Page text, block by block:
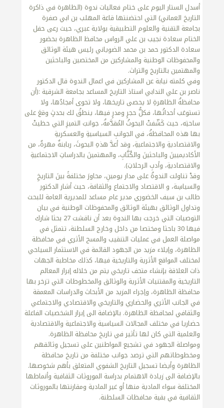
أسدل الستار اليوم على ختام فعاليات ندوة (الظاهرة في ذاكرة
التاريخ العماني) التي احتضنتها قاعة المهلب بن ابي صفرة
بجامعة التقنية والعلوم التطبيقية بولاية عبري، حيث رعى حفل
الختام سعادة نجيب بن علي الرواس محافظ الظاهرة بحضور
سعادة الدكتور حمد بن محمد الضوياني رئيس هيئة الوثائق
والمحفوظات الوطنية والمشاركين من المختصين والباحثين
والمهتمين بالتاريخ والتراث.
وفي كلمته نيابة عن المشاركين في اعمال الندوة قال الدكتور
ناصر بن علي الندابي استاذ التاريخ المساعد بجامعة الشرقية :(أن
محافظةُ الظاهرةِ لا يحصى تاريخها، ولا تحوى أمجادُها، ولا
تستوعَب أحداثُها، فكلُّ حجرٍ ومدرٍ فيها، ينطقُ لك بحدثٍ وقعَ على
ساحتِه، حيث كَشّفتْ البحوثُ المُقدَّمةُ، جوانبَ التميزِ التي حظيتْ
بها هذه المحافظةُ، في الجوانبِ السياسيةِ والعسكريةِ
والاقتصاديةِ والاجتماعيةِ، وقد أعدَّ هذهِ البحوثَ، ربابنةٌ مهرةٌ، من
الأكاديميينَ والباحثينَ والكُتَّابِ، والمهتمينَ بالدراساتِ الاجتماعيةِ
والاقتصاديةِ، وأدبِ الرحلاتِ).
وقدْ تناولت الندوةُ على مدار يومينِ، محاورَ مختلفةً بينَ التاريخِ
والسياسِة، و الاقتصاد والاجتماع والثقافة، حيث أشار الدكتور
طالب بن سيف الخضوري مدير عام مساعد للمديرية العامة للبحث
وتداول الوثائق بهيئة الوثائق والمحفوظات الوطنية في بيان
التوصيات التي خرجت بها الندوة بعد أن ناقشت 27 بحثا شارك
فيها 30 باحثا ومختصا من داخل وخارج السلطنة، تتمثل في
مواصلة العمل في عمليات التنقيب والمسح الأثري في محافظة
الظاهرة، وإيلاء مزيد من الجهود القائمة في الاستثمار السياحي
لمختلف المواقع الأثرية والتاريخية فيها، كذلك مخاطبة الجهات
ذات العلاقة بإنشاء متحف تاريخي يتم من خلاله إبراز المعالم
التاريخية والمقتنيات الأثرية والوثائق والمخطوطات التي تزخر بها
محافظة الظاهرة، وإجراء المزيد من الأبحاث والدراسات المعمقة
في الجانب الأثري والحضاري والتاريخي والاقتصادي والاجتماعي
والثقافي لمحافظة الظاهرة. بالإضافة الى إبراز الشخصيات الفاعلة
حضاريا في مختلف المجالات السياسية والاجتماعية والاقتصادية
والعلمية التي كان لها تأثير في تاريخ محافظة الظاهرة.
ومواصلة الجهود في تشجيع المواطنين على تسجيل وثائقهم
ومخطوطاتهم التي ترصد جوانب مختلفة من تاريخ محافظة
الظاهرة وأيضا تسجيل التاريخ الشفوي المتعلق بأهم شخوصها.
بالإضافة الى زيادة الاهتمام بدراسة الموروثات الثقافية وأنماطها
المختلفة سواء المادية منها أو غير المادية ومقارنتها بالموروثات
الثقافية في بقية محافظات السلطنة.